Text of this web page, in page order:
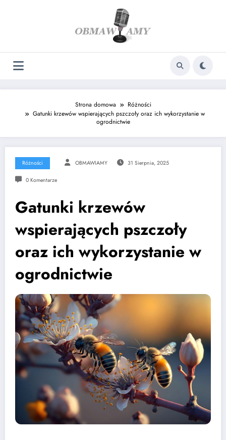
Strona domowa
Różności
Gatunki krzewów wspierających pszczoły oraz ich wykorzystanie w
ogrodnictwie
Różności OBMAWIAMY 31 Sierpnia, 2025
0 Komentarze
Gatunki krzewów
wspierających pszczoły
oraz ich wykorzystanie w
ogrodnictwie